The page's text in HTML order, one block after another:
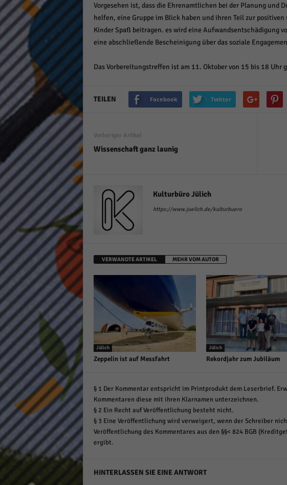
Vorgesehen ist, dass die Ehrenamtlichen bei der Planung und
helfen, eine Gruppe im Blick haben und ihren Teil zur
Kinder Spaß beitragen. es wird eine Aufwandsentschädigung
eine abschließende Bescheinigung über das soziale
Das Vorbereitungstreffen ist am 11. Oktober von 15 bis 18 Uhr
TEILEN Facebook Twitter
Vorheriger Artikel
Wissenschaft ganz launig
Kulturbüro Jülich
https://www.juelich.de/kulturbuero
VERWANDTE ARTIKEL MEHR VOM AUTOR
Jülich
Zeppelin ist auf Messfahrt
Jülich
Rekordjahr zum Jubiläum
§ 1 Der Kommentar entspricht im Printprodukt dem Leserbrief.
Kommentaren diese mit ihren Klarnamen unterzeichnen.
§ 2 Ein Recht auf Veröffentlichung besteht nicht.
§ 3 Eine Veröffentlichung wird verweigert, wenn der Schreiber
Veröffentlichung des Kommentares aus den §§< 824 BGB
ergibt.
HINTERLASSEN SIE EINE ANTWORT